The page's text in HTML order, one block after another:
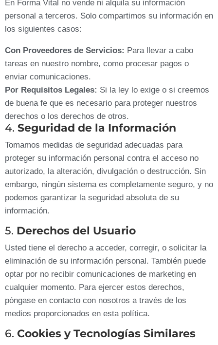
En Forma Vital no vende ni alquila su información
personal a terceros. Solo compartimos su información en
los siguientes casos:
Con Proveedores de Servicios: Para llevar a cabo
tareas en nuestro nombre, como procesar pagos o
enviar comunicaciones.
Por Requisitos Legales: Si la ley lo exige o si creemos
de buena fe que es necesario para proteger nuestros
derechos o los derechos de otros.
4. Seguridad de la Información
Tomamos medidas de seguridad adecuadas para
proteger su información personal contra el acceso no
autorizado, la alteración, divulgación o destrucción. Sin
embargo, ningún sistema es completamente seguro, y no
podemos garantizar la seguridad absoluta de su
información.
5. Derechos del Usuario
Usted tiene el derecho a acceder, corregir, o solicitar la
eliminación de su información personal. También puede
optar por no recibir comunicaciones de marketing en
cualquier momento. Para ejercer estos derechos,
póngase en contacto con nosotros a través de los
medios proporcionados en esta política.
6. Cookies y Tecnologías Similares